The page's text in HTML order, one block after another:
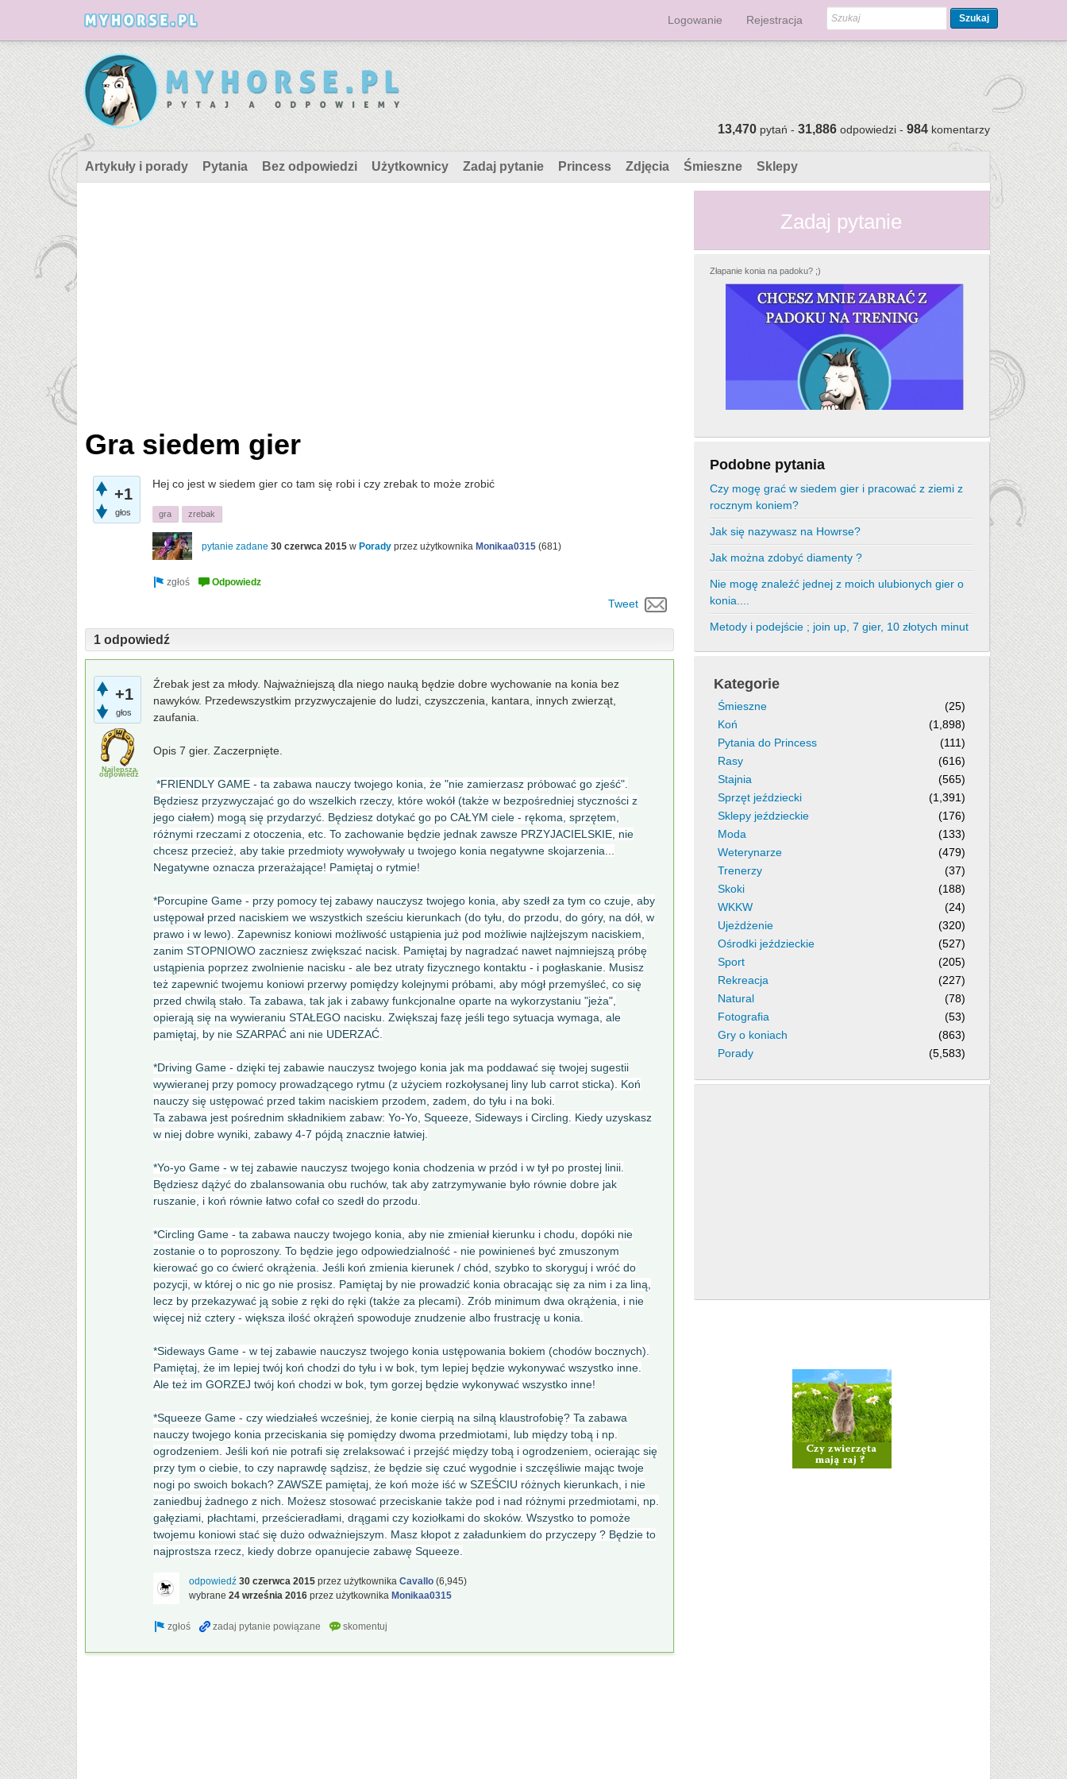
Logowanie Rejestracja Szukaj
13,470pytań -31,886odpowiedzi -984komentarzy
Artykuły i porady Pytania Bez odpowiedzi Użytkownicy Zadaj pytanie Princess Zdjęcia Śmieszne Sklepy
Gra siedem gier
+1
głos
Hej co jest w siedem gier co tam się robi i czy zrebak to może zrobić
gra zrebak
pytanie zadane 30 czerwca 2015 w Porady przez użytkownika Monikaa0315 (681 )
Tweet
1 odpowiedź
+1
głos
Najlepsza
odpowiedź
Źrebak jest za młody. Najważniejszą dla niego nauką będzie dobre wychowanie na konia bez
nawyków. Przedewszystkim przyzwyczajenie do ludzi, czyszczenia, kantara, innych zwierząt,
zaufania.
Opis 7 gier. Zaczerpnięte.
*FRIENDLY GAME - ta zabawa nauczy twojego konia, że "nie zamierzasz próbować go zjeść".
Będziesz przyzwyczajać go do wszelkich rzeczy, które wokół (także w bezpośredniej styczności z
jego ciałem) mogą się przydarzyć. Będziesz dotykać go po CAŁYM ciele - rękoma, sprzętem,
różnymi rzeczami z otoczenia, etc. To zachowanie będzie jednak zawsze PRZYJACIELSKIE, nie
chcesz przecież, aby takie przedmioty wywoływały u twojego konia negatywne skojarzenia...
Negatywne oznacza przerażające! Pamiętaj o rytmie!
*Porcupine Game - przy pomocy tej zabawy nauczysz twojego konia, aby szedł za tym co czuje, aby
ustępował przed naciskiem we wszystkich sześciu kierunkach (do tyłu, do przodu, do góry, na dół, w
prawo i w lewo). Zapewnisz koniowi możliwość ustąpienia już pod możliwie najlżejszym naciskiem,
zanim STOPNIOWO zaczniesz zwiększać nacisk. Pamiętaj by nagradzać nawet najmniejszą próbę
ustąpienia poprzez zwolnienie nacisku - ale bez utraty fizycznego kontaktu - i pogłaskanie. Musisz
też zapewnić twojemu koniowi przerwy pomiędzy kolejnymi próbami, aby mógł przemyśleć, co się
przed chwilą stało. Ta zabawa, tak jak i zabawy funkcjonalne oparte na wykorzystaniu "jeża",
opierają się na wywieraniu STAŁEGO nacisku. Zwiększaj fazę jeśli tego sytuacja wymaga, ale
pamiętaj, by nie SZARPAĆ ani nie UDERZAĆ.
*Driving Game - dzięki tej zabawie nauczysz twojego konia jak ma poddawać się twojej sugestii
wywieranej przy pomocy prowadzącego rytmu (z użyciem rozkołysanej liny lub carrot sticka). Koń
nauczy się ustępować przed takim naciskiem przodem, zadem, do tyłu i na boki.
Ta zabawa jest pośrednim składnikiem zabaw: Yo-Yo, Squeeze, Sideways i Circling. Kiedy uzyskasz
w niej dobre wyniki, zabawy 4-7 pójdą znacznie łatwiej.
*Yo-yo Game - w tej zabawie nauczysz twojego konia chodzenia w przód i w tył po prostej linii.
Będziesz dążyć do zbalansowania obu ruchów, tak aby zatrzymywanie było równie dobre jak
ruszanie, i koń równie łatwo cofał co szedł do przodu.
*Circling Game - ta zabawa nauczy twojego konia, aby nie zmieniał kierunku i chodu, dopóki nie
zostanie o to poproszony. To będzie jego odpowiedzialność - nie powinieneś być zmuszonym
kierować go co ćwierć okrążenia. Jeśli koń zmienia kierunek / chód, szybko to skoryguj i wróć do
pozycji, w której o nic go nie prosisz. Pamiętaj by nie prowadzić konia obracając się za nim i za liną,
lecz by przekazywać ją sobie z ręki do ręki (także za plecami). Zrób minimum dwa okrążenia, i nie
więcej niż cztery - większa ilość okrążeń spowoduje znudzenie albo frustrację u konia.
*Sideways Game - w tej zabawie nauczysz twojego konia ustępowania bokiem (chodów bocznych).
Pamiętaj, że im lepiej twój koń chodzi do tyłu i w bok, tym lepiej będzie wykonywać wszystko inne.
Ale też im GORZEJ twój koń chodzi w bok, tym gorzej będzie wykonywać wszystko inne!
*Squeeze Game - czy wiedziałeś wcześniej, że konie cierpią na silną klaustrofobię? Ta zabawa
nauczy twojego konia przeciskania się pomiędzy dwoma przedmiotami, lub między tobą i np.
ogrodzeniem. Jeśli koń nie potrafi się zrelaksować i przejść między tobą i ogrodzeniem, ocierając się
przy tym o ciebie, to czy naprawdę sądzisz, że będzie się czuć wygodnie i szczęśliwie mając twoje
nogi po swoich bokach? ZAWSZE pamiętaj, że koń może iść w SZEŚCIU różnych kierunkach, i nie
zaniedbuj żadnego z nich. Możesz stosować przeciskanie także pod i nad różnymi przedmiotami, np.
gałęziami, płachtami, prześcieradłami, drągami czy koziołkami do skoków. Wszystko to pomoże
twojemu koniowi stać się dużo odważniejszym. Masz kłopot z załadunkiem do przyczepy ? Będzie to
najprostsza rzecz, kiedy dobrze opanujecie zabawę Squeeze.
odpowiedź 30 czerwca 2015 przez użytkownika Cavallo (6,945)
wybrane 24 września 2016 przez użytkownika Monikaa0315
Zadaj pytanie
Złapanie konia na padoku? ;)
Podobne pytania
Czy mogę grać w siedem gier i pracować z ziemi z
rocznym koniem?
Jak się nazywasz na Howrse?
Jak można zdobyć diamenty ?
Nie mogę znaleźć jednej z moich ulubionych gier o
konia....
Metody i podejście ; join up, 7 gier, 10 złotych minut
Kategorie
Śmieszne
(25)
Koń
(1,898)
Pytania do Princess
(111)
Rasy
(616)
Stajnia
(565)
Sprzęt jeździecki
(1,391)
Sklepy jeździeckie
(176)
Moda
(133)
Weterynarze
(479)
Trenerzy
(37)
Skoki
(188)
WKKW
(24)
Ujeżdżenie
(320)
Ośrodki jeździeckie
(527)
Sport
(205)
Rekreacja
(227)
Natural
(78)
Fotografia
(53)
Gry o koniach
(863)
Porady
(5,583)